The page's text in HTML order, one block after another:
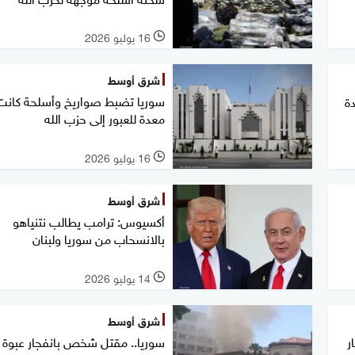
l 16 يوليو 2026
شرق أوسط
سوريا تضبط صواريخ وأسلحة
معدة للعبور إلى حزب الله
l 16 يوليو 2026
شرق أوسط
أكسيوس: ترامب يطالب نتنياهو
بالانسحاب من سوريا ولبنان
l 14 يوليو 2026
شرق أوسط
سوريا.. مقتل شخص بانفجار